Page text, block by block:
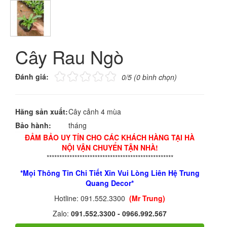
Cây Rau Ngò
Đánh giá: 0/5 (0 bình chọn)
Hãng sản xuất:Cây cảnh 4 mùa
Bảo hành:
tháng
ĐẢM BẢO UY TÍN CHO CÁC KHÁCH HÀNG TẠI HÀ
NỘI VẬN CHUYỂN TẬN NHÀ!
**************************************************
*Mọi Thông Tin Chi Tiết Xin Vui Lòng Liên Hệ Trung
Quang Decor*
Hotline: 091.552.3300 (Mr Trung)
Zalo: 091.552.3300 - 0966.992.567